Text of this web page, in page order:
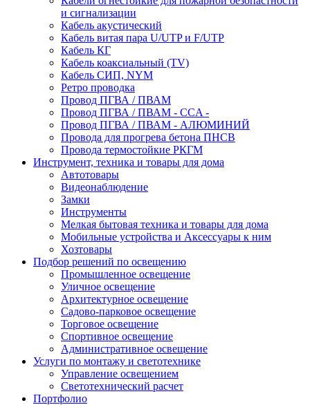
и сигнализации
Кабель акустический
Кабель витая пара U/UTP и F/UTP
Кабель КГ
Кабель коаксиальный (TV)
Кабель СИП, NYM
Ретро проводка
Провод ПГВА / ПВАМ
Провод ПГВА / ПВАМ - CCA -
Провод ПГВА / ПВАМ - АЛЮМИНИЙ
Провода для прогрева бетона ПНСВ
Провода термостойкие РКГМ
Инструмент, техника и товары для дома
Автотовары
Видеонаблюдение
Замки
Инструменты
Мелкая бытовая техника и товары для дома
Мобильные устройства и Аксессуары к ним
Хозтовары
Подбор решений по освещению
Промышленное освещение
Уличное освещение
Архитектурное освещение
Садово-парковое освещение
Торговое освещение
Спортивное освещение
Административное освещение
Услуги по монтажу и светотехнике
Управление освещением
Светотехнический расчет
Портфолио